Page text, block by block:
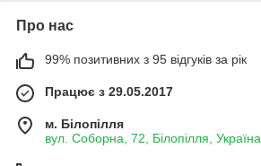
Про нас
99% позитивних з 95 відгуків за рік
Працює з 29.05.2017
м. Білопілля
вул. Соборна, 72, Білопілля, Україна